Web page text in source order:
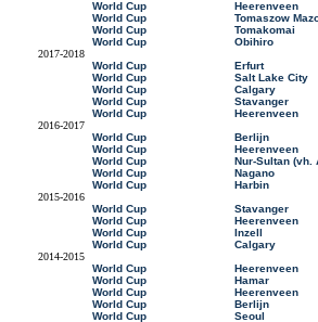
World Cup
Heerenveen
World Cup
Tomaszow
World Cup
Tomakomai
World Cup
Obihiro
2017-2018
World Cup
Erfurt
World Cup
Salt Lake City
World Cup
Calgary
World Cup
Stavanger
World Cup
Heerenveen
2016-2017
World Cup
Berlijn
World Cup
Heerenveen
World Cup
Nur-Sultan (vh.
World Cup
Nagano
World Cup
Harbin
2015-2016
World Cup
Stavanger
World Cup
Heerenveen
World Cup
Inzell
World Cup
Calgary
2014-2015
World Cup
Heerenveen
World Cup
Hamar
World Cup
Heerenveen
World Cup
Berlijn
World Cup
Seoul